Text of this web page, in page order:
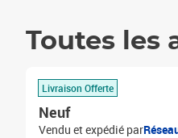
Toutes les
Livraison Offerte
Neuf
Vendu et expédié par